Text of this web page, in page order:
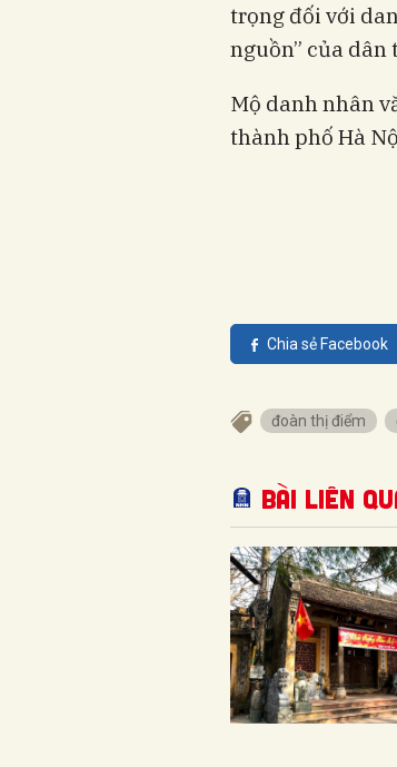
trọng đối với
nguồn” của dân
Mộ danh nhân
thành phố Hà
Chia sẻ Facebook
đoàn thị điểm
Bài liên